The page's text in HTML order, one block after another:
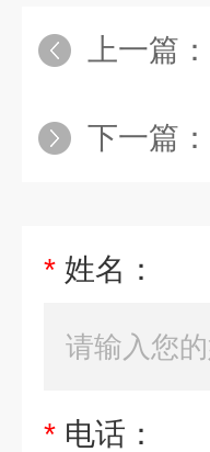
上一篇：
下一篇：
* 姓名：
* 电话：